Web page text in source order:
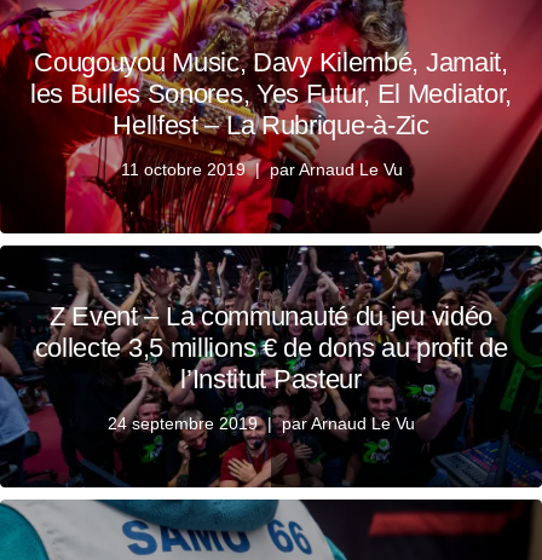
Cougouyou Music, Davy Kilembé, Jamait,
les Bulles Sonores, Yes Futur, El Mediator,
Hellfest – La Rubrique-à-Zic
11 octobre 2019 parArnaud Le Vu
Z Event – La communauté du jeu vidéo
collecte 3,5 millions € de dons au profit de
l’Institut Pasteur
24 septembre 2019 parArnaud Le Vu